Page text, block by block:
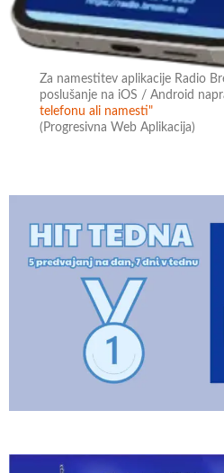
Za namestitev aplikacije Radio
poslušanje na iOS / Android
telefonu ali namesti"
(Progresivna Web Aplikacija)